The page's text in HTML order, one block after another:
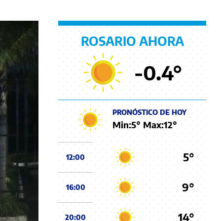
ROSARIO AHORA
-0.4°
PRONÓSTICO DE HOY
Min:5° Max:12°
12:00 5°
16:00 9°
20:00 14°